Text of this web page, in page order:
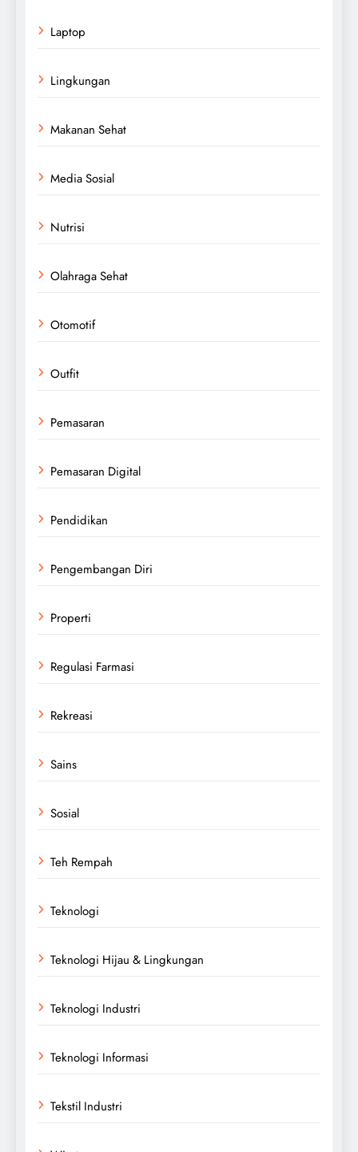
Laptop
Lingkungan
Makanan Sehat
Media Sosial
Nutrisi
Olahraga Sehat
Otomotif
Outfit
Pemasaran
Pemasaran Digital
Pendidikan
Pengembangan Diri
Properti
Regulasi Farmasi
Rekreasi
Sains
Sosial
Teh Rempah
Teknologi
Teknologi Hijau & Lingkungan
Teknologi Industri
Teknologi Informasi
Tekstil Industri